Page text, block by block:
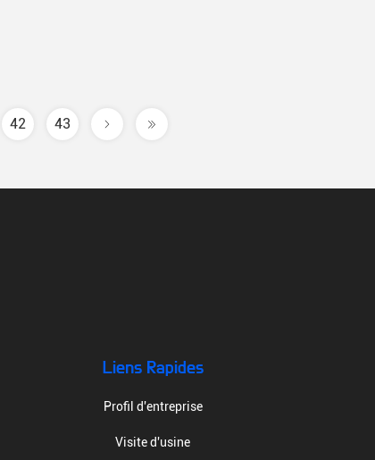
42 43
Liens Rapides
Profil d'entreprise
Visite d'usine